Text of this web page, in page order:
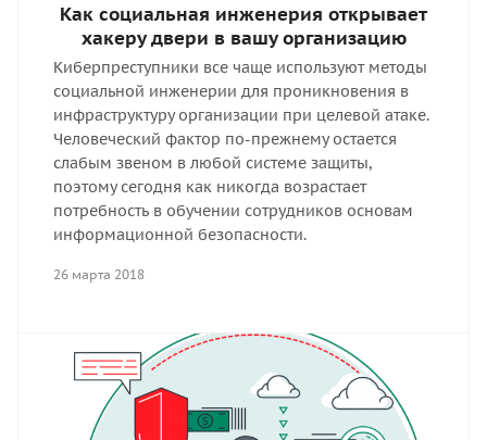
Как социальная инженерия открывает
хакеру двери в вашу организацию
Киберпреступники все чаще используют методы
социальной инженерии для проникновения в
инфраструктуру организации при целевой атаке.
Человеческий фактор по-прежнему остается
слабым звеном в любой системе защиты,
поэтому сегодня как никогда возрастает
потребность в обучении сотрудников основам
информационной безопасности.
26 марта 2018